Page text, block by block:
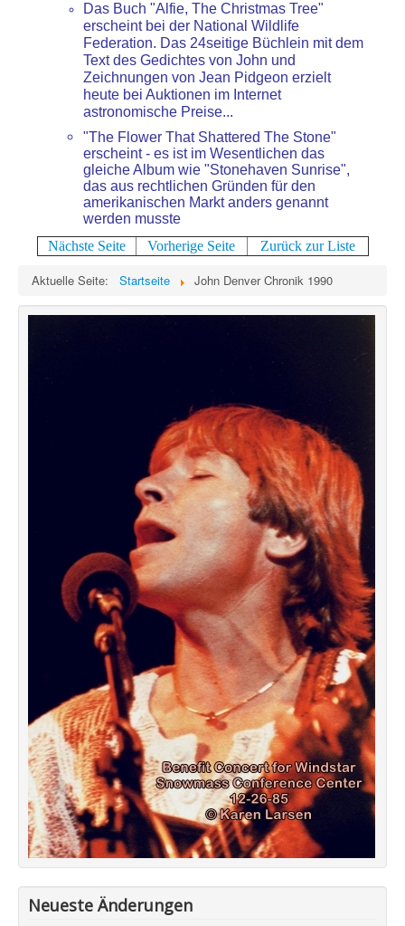
Das Buch "Alfie, The Christmas Tree"
erscheint bei der National Wildlife
Federation. Das 24seitige Büchlein mit dem
Text des Gedichtes von John und
Zeichnungen von Jean Pidgeon erzielt
heute bei Auktionen im Internet
astronomische Preise...
"The Flower That Shattered The Stone"
erscheint - es ist im Wesentlichen das
gleiche Album wie "Stonehaven Sunrise",
das aus rechtlichen Gründen für den
amerikanischen Markt anders genannt
werden musste
Nächste Seite
Vorherige Seite Zurück zur Liste
Aktuelle Seite: Startseite John Denver Chronik 1990
Neueste Änderungen